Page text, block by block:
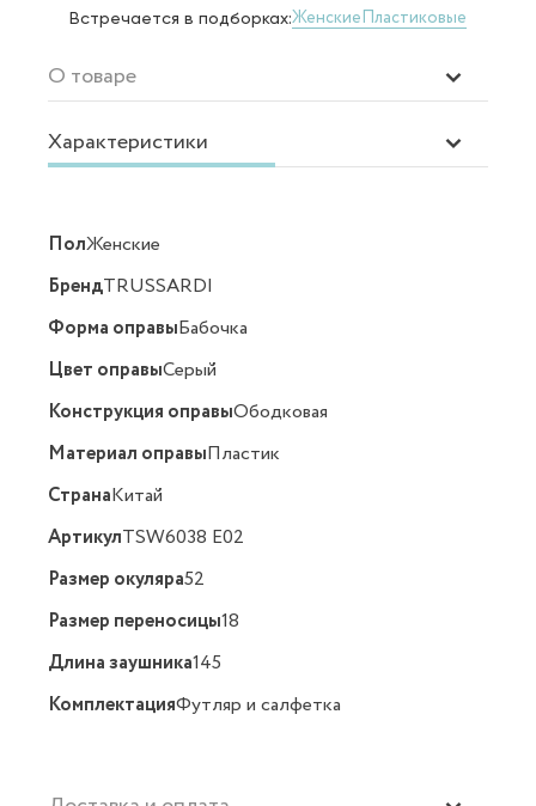
Встречается в подборках:ЖенскиеПластиковые
О товаре
Характеристики
ПолЖенские
БрендTRUSSARDI
Форма оправыБабочка
Цвет оправыСерый
Конструкция оправыОбодковая
Материал оправыПластик
СтранаКитай
АртикулTSW6038 E02
Размер окуляра52
Размер переносицы18
Длина заушника145
КомплектацияФутляр и салфетка